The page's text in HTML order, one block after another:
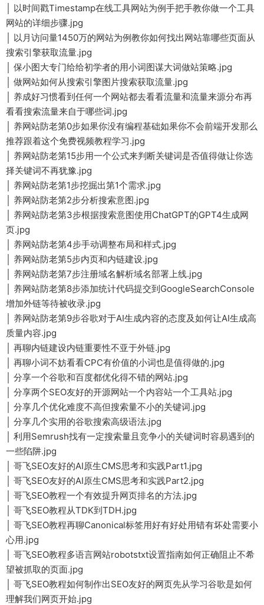
│ 以时间戳Timestamp在线工具网站为例手把手教你做一个工具
网站的详细步骤.jpg
│ 以月访问量1450万的网站为例教你如何找出网站靠哪些页面从
搜索引擎获取流量.jpg
│ 保小图大专门给给初学者的用小词图谋大词做站策略.jpg
│ 做网站如何从搜索引擎图片搜索获取流量.jpg
│ 养成好习惯看到任何一个网站都去看看流量和流量来源分布再
看看搜索流量来自于哪些词.jpg
│ 养网站防老第0步如果你没有编程基础如果你不会前端开发那么
推荐跟着这个免费视频教程学习.jpg
│ 养网站防老第15步用一个公式来判断关键词是否值得做让你选
择关键词不再犹豫.jpg
│ 养网站防老第1步挖掘出第1个需求.jpg
│ 养网站防老第2步分析搜索意图.jpg
│ 养网站防老第3步根据搜索意图使用ChatGPT的GPT4生成网
页.jpg
│ 养网站防老第4步手动调整布局和样式.jpg
│ 养网站防老第5步内页和内链建设.jpg
│ 养网站防老第7步注册域名解析域名部署上线.jpg
│ 养网站防老第8步添加统计代码提交到GoogleSearchConsole
增加外链等待被收录.jpg
│ 养网站防老第9步谷歌对于AI生成内容的态度及如何让AI生成高
质量内容.jpg
│ 再聊内链建设内链重要性不亚于外链.jpg
│ 再聊小词不妨看看CPC有价值的小词也是值得做的.jpg
│ 分享一个谷歌和百度都优化得不错的网站.jpg
│ 分享两个SEO友好的开源网站一个内容站一个工具站.jpg
│ 分享几个优化难度不高但搜索量不小的关键词.jpg
│ 分享几个实用的谷歌搜索高级语法.jpg
│ 利用Semrush找有一定搜索量且竞争小的关键词时容易遇到的
一些陷阱.jpg
│ 哥飞SEO友好的AI原生CMS思考和实践Part1.jpg
│ 哥飞SEO友好的AI原生CMS思考和实践Part2.jpg
│ 哥飞SEO教程一个有效提升网页排名的方法.jpg
│ 哥飞SEO教程从TDK到TDH.jpg
│ 哥飞SEO教程再聊Canonical标签用好有好处用错有坏处需要小
心用.jpg
│ 哥飞SEO教程多语言网站robotstxt设置指南如何正确阻止不希
望被抓取的页面.jpg
│ 哥飞SEO教程如何制作出SEO友好的网页先从学习谷歌是如何
理解我们网页开始.jpg